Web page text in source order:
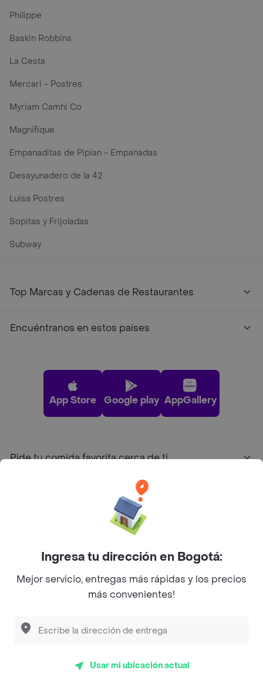
Philippe
Baskin Robbins
La Cesta
Mercari - Postres
Myriam Camhi Co
Magnifique
Empanaditas de Pipian - Empanadas
Desayunadero de la 42
Luisa Postres
Sopitas y Frijoladas
Subway
Top Marcas y Cadenas de Restaurantes
Encuéntranos en estos países
App Store Google play AppGallery
Pide tu comida favorita cerca de ti
Sobre Rappi
Facebook
Twitter
Instagram
©2026Rappi Inc. All rights reserved.
Ingresa tu dirección en Bogotá:
Mejor servicio, entregas más rápidas y los precios
más convenientes!
Usar mi ubicación actual